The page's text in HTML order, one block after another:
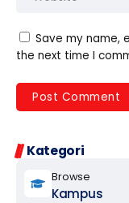
Save my name,
the next time I
Kategori
Browse
Kampus